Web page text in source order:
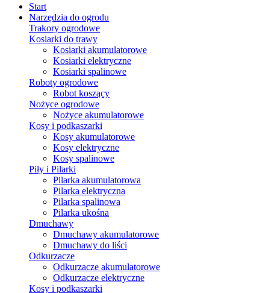
Start
Narzędzia do ogrodu
Trakory ogrodowe
Kosiarki do trawy
Kosiarki akumulatorowe
Kosiarki elektryczne
Kosiarki spalinowe
Roboty ogrodowe
Robot koszący
Nożyce ogrodowe
Nożyce akumulatorowe
Kosy i podkaszarki
Kosy akumulatorowe
Kosy elektryczne
Kosy spalinowe
Piły i Pilarki
Pilarka akumulatorowa
Pilarka elektryczna
Pilarka spalinowa
Pilarka ukośna
Dmuchawy
Dmuchawy akumulatorowe
Dmuchawy do liści
Odkurzacze
Odkurzacze akumulatorowe
Odkurzacze elektryczne
Kosy i podkaszarki